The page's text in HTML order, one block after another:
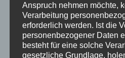
Anspruch nehmen möchte,
Verarbeitung
erforderlich werden. Ist die
personenbezogener Daten
besteht für eine solche
gesetzliche Grundlage,